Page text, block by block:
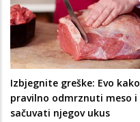
Izbjegnite greške: Evo kako
pravilno odmrznuti meso i
sačuvati njegov ukus